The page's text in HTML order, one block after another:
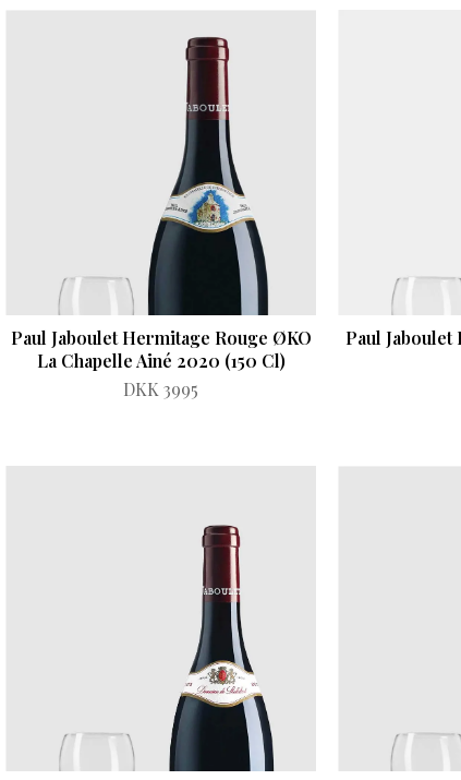
Paul Jaboulet Hermitage Rouge ØKO
La Chapelle Ainé 2020 (150 Cl)
DKK 3995
Paul